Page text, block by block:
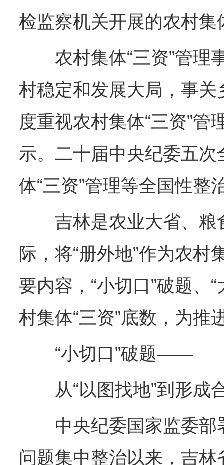
检监察机关开展的农村集
农村集体“三资”管理
村稳定和发展大局，事
度重视农村集体“三资”
示。二十届中央纪委五
体“三资”管理等全国性整
吉林是农业大省、粮
际，将“册外地”作为农村
要内容，“小切口”破题、
村集体“三资”底数，为推
“小切口”破题——
从“以图找地”到形成合
中央纪委国家监委部
问题集中整治以来，吉